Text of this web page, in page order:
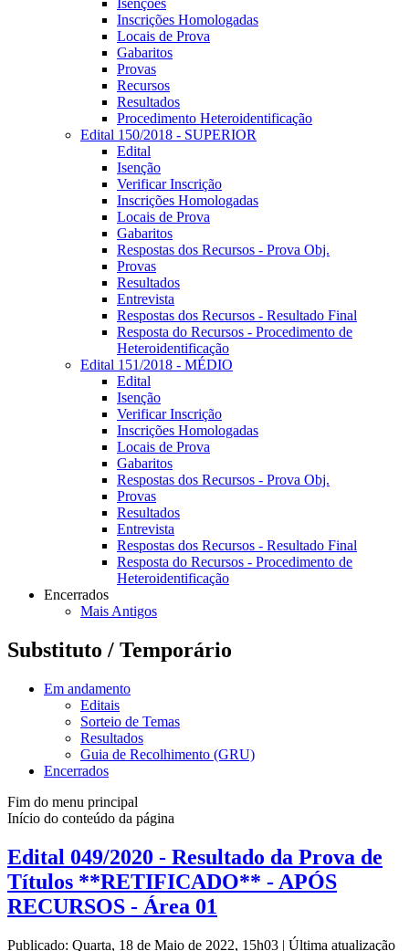
Isenções
Inscrições Homologadas
Locais de Prova
Gabaritos
Provas
Recursos
Resultados
Procedimento Heteroidentificação
Edital 150/2018 - SUPERIOR
Edital
Isenção
Verificar Inscrição
Inscrições Homologadas
Locais de Prova
Gabaritos
Respostas dos Recursos - Prova Obj.
Provas
Resultados
Entrevista
Respostas dos Recursos - Resultado Final
Resposta do Recursos - Procedimento de
Heteroidentificação
Edital 151/2018 - MÉDIO
Edital
Isenção
Verificar Inscrição
Inscrições Homologadas
Locais de Prova
Gabaritos
Respostas dos Recursos - Prova Obj.
Provas
Resultados
Entrevista
Respostas dos Recursos - Resultado Final
Resposta do Recursos - Procedimento de
Heteroidentificação
Encerrados
Mais Antigos
Substituto / Temporário
Em andamento
Editais
Sorteio de Temas
Resultados
Guia de Recolhimento (GRU)
Encerrados
Fim do menu principal
Início do conteúdo da página
Edital 049/2020 - Resultado da Prova de
Títulos **RETIFICADO** - APÓS
RECURSOS - Área 01
Publicado: Quarta, 18 de Maio de 2022, 15h03 | Última atualização